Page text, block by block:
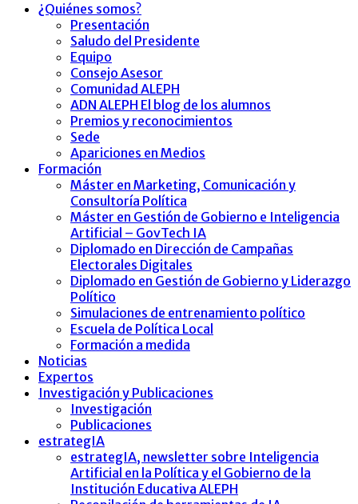
¿Quiénes somos?
Presentación
Saludo del Presidente
Equipo
Consejo Asesor
Comunidad ALEPH
ADN ALEPH El blog de los alumnos
Premios y reconocimientos
Sede
Apariciones en Medios
Formación
Máster en Marketing, Comunicación y
Consultoría Política
Máster en Gestión de Gobierno e Inteligencia
Artificial – GovTech IA
Diplomado en Dirección de Campañas
Electorales Digitales
Diplomado en Gestión de Gobierno y Liderazgo
Político
Simulaciones de entrenamiento político
Escuela de Política Local
Formación a medida
Noticias
Expertos
Investigación y Publicaciones
Investigación
Publicaciones
estrategIA
estrategIA, newsletter sobre Inteligencia
Artificial en la Política y el Gobierno de la
Institución Educativa ALEPH